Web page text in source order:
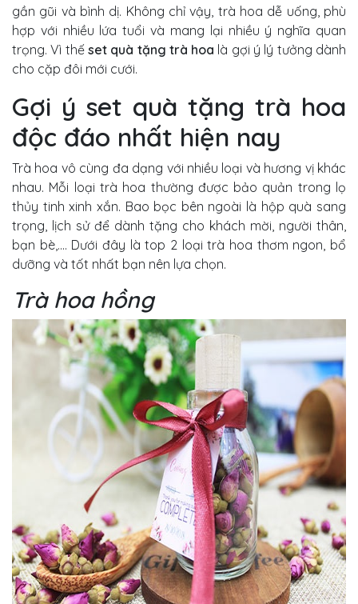
gần gũi và bình dị. Không chỉ vậy, trà hoa dễ uống, phù
hợp với nhiều lứa tuổi và mang lại nhiều ý nghĩa quan
trọng. Vì thế set quà tặng trà hoa là gợi ý lý tưởng dành
cho cặp đôi mới cưới.
Gợi ý set quà tặng trà hoa
độc đáo nhất hiện nay
Trà hoa vô cùng đa dạng với nhiều loại và hương vị khác
nhau. Mỗi loại trà hoa thường được bảo quản trong lọ
thủy tinh xinh xắn. Bao bọc bên ngoài là hộp quà sang
trọng, lịch sử để dành tặng cho khách mời, người thân,
bạn bè,.... Dưới đây là top 2 loại trà hoa thơm ngon, bổ
dưỡng và tốt nhất bạn nên lựa chọn.
Trà hoa hồng